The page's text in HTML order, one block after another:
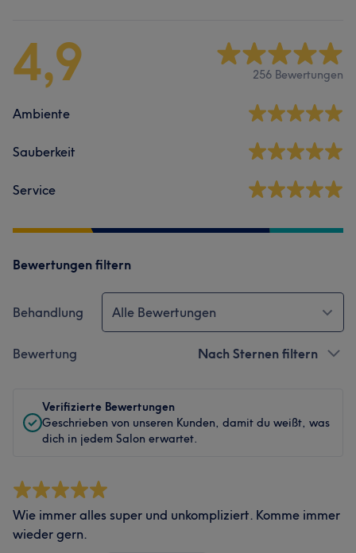
4,9 256 Bewertungen
Ambiente
Sauberkeit
Service
Bewertungen filtern
Behandlung Alle Bewertungen
Bewertung Nach Sternen filtern
Verifizierte Bewertungen
Geschrieben von unseren Kunden, damit du weißt, was
dich in jedem Salon erwartet.
Wie immer alles super und unkompliziert. Komme immer
wieder gern.